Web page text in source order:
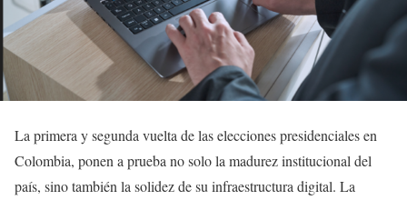
La primera y segunda vuelta de las elecciones presidenciales en
Colombia, ponen a prueba no solo la madurez institucional del
país, sino también la solidez de su infraestructura digital. La